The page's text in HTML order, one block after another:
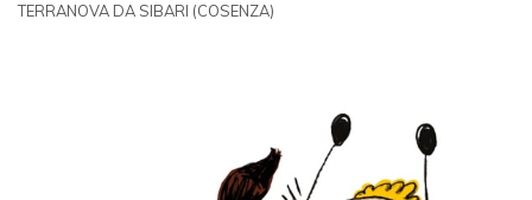
TERRANOVA DA SIBARI (COSENZA)